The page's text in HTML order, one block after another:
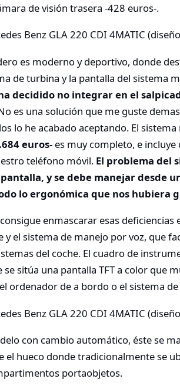
de visión trasera -428 euros-.
es moderno y deportivo, donde
de turbina y la pantalla del sistema
decidido no integrar en el
es una solución que me guste
lo he acabado aceptando. El
euros- es muy completo, e
teléfono móvil. El problema del
y se debe manejar desde
lo ergonómica que nos hubiera
enmascarar esas
y el sistema de manejo por voz, que
del coche. El cuadro de
se sitúa una pantalla TFT a color que
ordenador de a bordo o el sistema
con cambio automático, éste se
el hueco donde tradicionalmente se
portaobjetos.